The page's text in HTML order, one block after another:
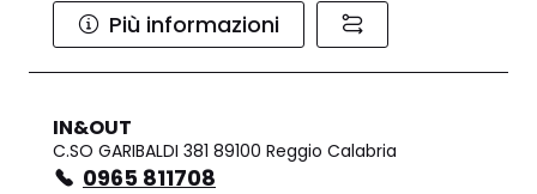
Più informazioni
IN&OUT
C.SO GARIBALDI 381 89100 Reggio Calabria
0965 811708